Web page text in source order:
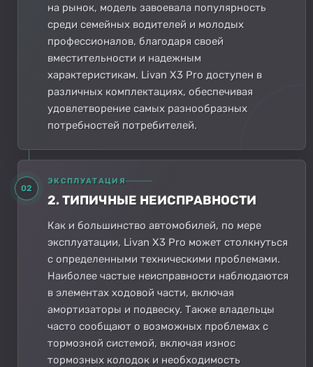
на рынок, модель завоевала популярность
среди семейных водителей и молодых
профессионалов, благодаря своей
вместительности и надежным
характеристикам. Livan X3 Pro доступен в
различных комплектациях, обеспечивая
удовлетворение самых разнообразных
потребностей потребителей.
02
ЭКСПЛУАТАЦИЯ
2. ТИПИЧНЫЕ НЕИСПРАВНОСТИ
Как и большинство автомобилей, по мере
эксплуатации, Livan X3 Pro может столкнуться
с определенными техническими проблемами.
Наиболее частые неисправности наблюдаются
в элементах ходовой части, включая
амортизаторы и подвеску. Также владельцы
часто сообщают о возможных проблемах с
тормозной системой, включая износ
тормозных колодок и необходимость